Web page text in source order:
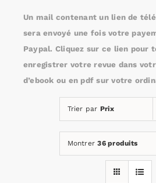
Annonces emploi
Un mail contenant un lien de
sera envoyé une fois votre
Paypal. Cliquez sur ce lien pour
enregistrer votre revue dans
d’ebook ou en pdf sur votre
Trier par Prix
Montrer36 produits